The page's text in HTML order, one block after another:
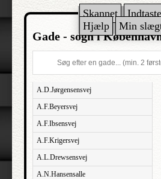
Skannet
Hjælp
Min
Gade - sogn i
A.D.Jørgensensvej
A.F.Beyersvej
A.F.Ibsensvej
A.F.Krigersvej
A.L.Drewsensvej
A.N.Hansensalle